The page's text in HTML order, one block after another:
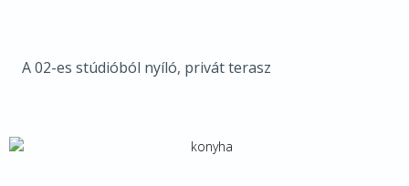
A 02-es stúdióból nyíló, privát terasz